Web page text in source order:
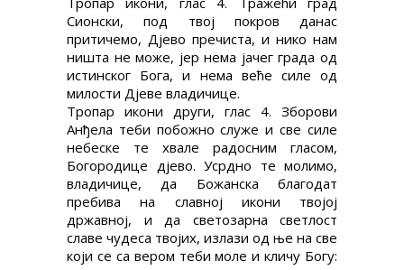
Сионски, под твој покров данас
притичемо, Дјево пречиста, и нико нам
ништа не може, јер нема јачег града од
истинског Бога, и нема веће силе од
милости Дјеве владичице.
Тропар икони други, глас 4. Зборови
Анђела теби побожно служе и све силе
небеске те хвале радосним гласом,
Богородице дјево. Усрдно те молимо,
владичице, да Божанска благодат
пребива на славној икони твојој
државној, и да светозарна светлост
славе чудеса твојих, излази од ње на све
који се са вером теби моле и кличу Богу: